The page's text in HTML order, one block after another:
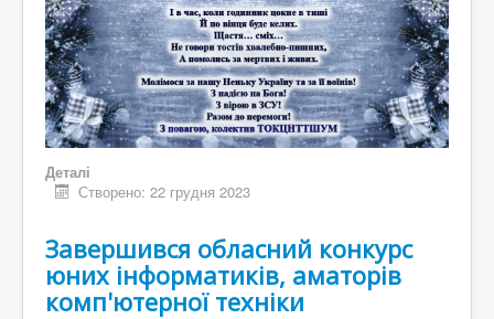
Деталі
Створено: 22 грудня 2023
Завершився обласний конкурс
юних інформатиків, аматорів
комп'ютерної техніки